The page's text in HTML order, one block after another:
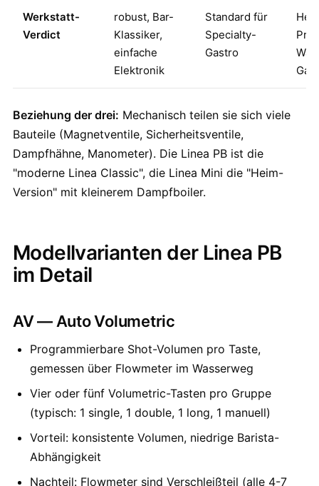
Werkstatt-
Verdict
robust, Bar-
Klassiker,
einfache
Elektronik
Standard für
Specialty-
Gastro
Beziehung der drei: Mechanisch teilen sie sich viele
Bauteile (Magnetventile, Sicherheitsventile,
Dampfhähne, Manometer). Die Linea PB ist die
"moderne Linea Classic", die Linea Mini die "Heim-
Version" mit kleinerem Dampfboiler.
Modellvarianten der Linea PB
im Detail
AV — Auto Volumetric
Programmierbare Shot-Volumen pro Taste,
gemessen über Flowmeter im Wasserweg
Vier oder fünf Volumetric-Tasten pro Gruppe
(typisch: 1 single, 1 double, 1 long, 1 manuell)
Vorteil: konsistente Volumen, niedrige Barista-
Abhängigkeit
Nachteil: Flowmeter sind Verschleißteil (alle 4-7